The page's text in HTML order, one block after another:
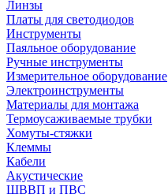
Линзы
Платы для светодиодов
Инструменты
Паяльное оборудование
Ручные инструменты
Измерительное оборудование
Электроинструменты
Материалы для монтажа
Термоусаживаемые трубки
Хомуты-стяжки
Клеммы
Кабели
Акустические
ШВВП и ПВС